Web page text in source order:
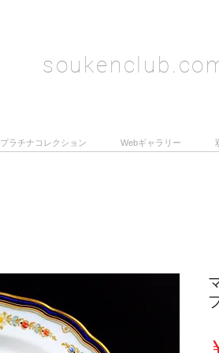
プラチナコレクション Webギャラリー